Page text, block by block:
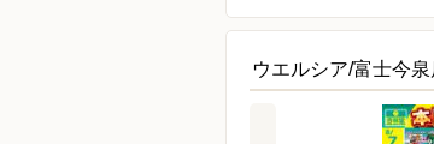
ウエルシア/富士今